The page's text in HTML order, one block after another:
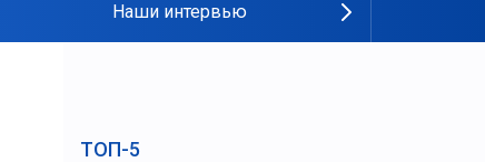
Наши интервью
ТОП-5